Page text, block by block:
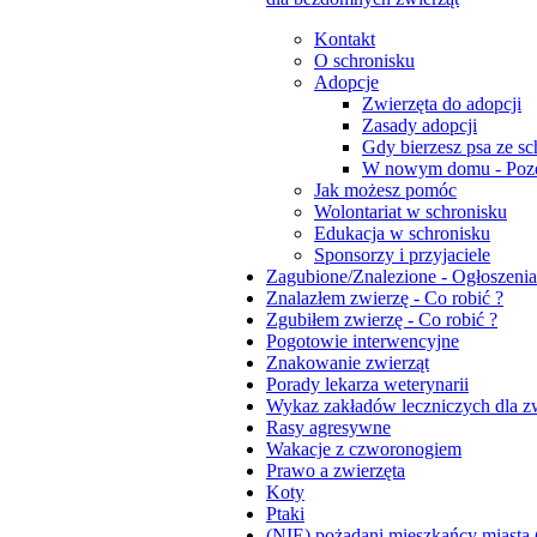
Kontakt
O schronisku
Adopcje
Zwierzęta do adopcji
Zasady adopcji
Gdy bierzesz psa ze
W nowym domu -
Jak możesz pomóc
Wolontariat w schronisku
Edukacja w schronisku
Sponsorzy i przyjaciele
Zagubione/Znalezione - Ogłoszenia
Znalazłem zwierzę - Co robić ?
Zgubiłem zwierzę - Co robić ?
Pogotowie interwencyjne
Znakowanie zwierząt
Porady lekarza weterynarii
Wykaz zakładów leczniczych dla
Rasy agresywne
Wakacje z czworonogiem
Prawo a zwierzęta
Koty
Ptaki